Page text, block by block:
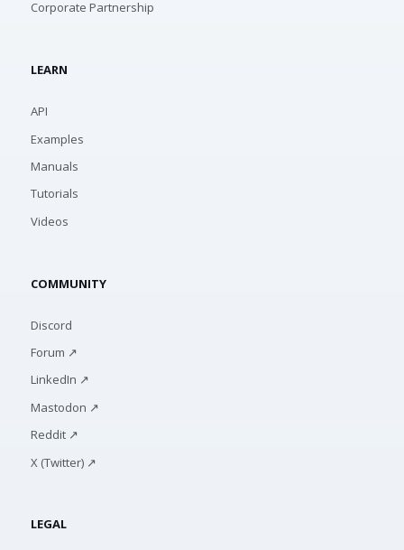
Corporate Partnership
LEARN
API
Examples
Manuals
Tutorials
Videos
COMMUNITY
Discord
Forum ↗
LinkedIn ↗
Mastodon ↗
Reddit ↗
X (Twitter) ↗
LEGAL